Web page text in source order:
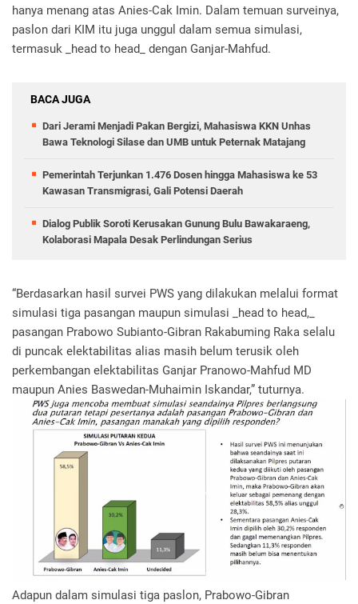
hanya menang atas Anies-Cak Imin. Dalam temuan surveinya,
paslon dari KIM itu juga unggul dalam semua simulasi,
termasuk _head to head_ dengan Ganjar-Mahfud.
BACA JUGA
Dari Jerami Menjadi Pakan Bergizi, Mahasiswa KKN Unhas
Bawa Teknologi Silase dan UMB untuk Peternak Matajang
Pemerintah Terjunkan 1.476 Dosen hingga Mahasiswa ke 53
Kawasan Transmigrasi, Gali Potensi Daerah
Dialog Publik Soroti Kerusakan Gunung Bulu Bawakaraeng,
Kolaborasi Mapala Desak Perlindungan Serius
“Berdasarkan hasil survei PWS yang dilakukan melalui format
simulasi tiga pasangan maupun simulasi _head to head,_
pasangan Prabowo Subianto-Gibran Rakabuming Raka selalu
di puncak elektabilitas alias masih belum terusik oleh
perkembangan elektabilitas Ganjar Pranowo-Mahfud MD
maupun Anies Baswedan-Muhaimin Iskandar,” tuturnya.
Adapun dalam simulasi tiga paslon, Prabowo-Gibran